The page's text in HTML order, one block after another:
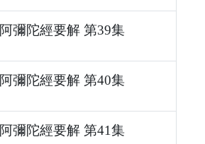
阿彌陀經要解 第39集
阿彌陀經要解 第40集
阿彌陀經要解 第41集